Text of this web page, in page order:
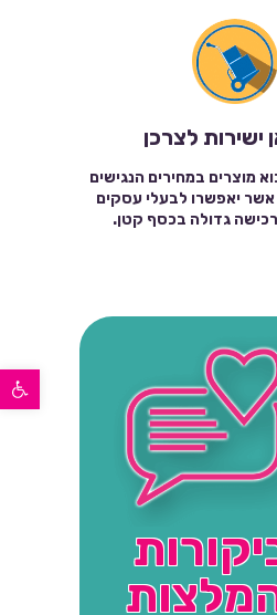
פתח סרגל נגישות
ישירות לצרכן
מוצרים במחירים הנגישים
אשר יאפשרו לבעלי עסקים
רכישה גדולה בכסף קטן.